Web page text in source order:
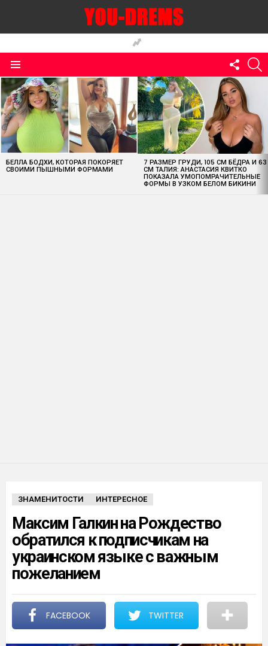
US
MOST
VIEWED
STORIES
БЕЛЛА БОДХИ, КОТОРАЯ ПОКОРЯЕТ
СВОИМИ ПЫШНЫМИ ФОРМАМИ
7 РАЗМЕР ГРУДИ, 105 СМ БЁДРА И 63
СМ ТАЛИЯ: АНАСТАСИЯ КВИТКО
ПОКАЗАЛА УМОПОМРАЧИТЕЛЬНЫЕ
ФОРМЫ В УЗКОМ БЕЛОМ БИКИНИ
ЗНАМЕНИТОСТИ ИНТЕРЕСНОЕ
Максим Галкин на Рождество
обратился к подписчикам на
украинском языке с важным
пожеланием
FACEBOOK TWITTER